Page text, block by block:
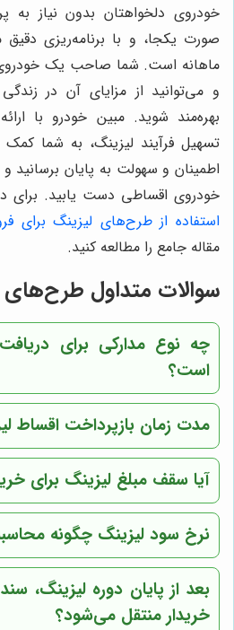
خودروی دلخواهتان بدون نیاز به
صورت یکجا، و با برنامه‌ریزی
ماهانه است. شما صاحب یک خودروی
و می‌توانید از مزایای آن در
بهره‌مند شوید. مبین خودرو با
تسهیل فرآیند لیزینگ، به شما کمک
اطمینان و سهولت به پایان
خودروی اقساطی دست یابید. برای
استفاده از طرح‌های لیزینگ برای
مقاله جامع را مطالعه کنید.
سوالات متداول طرح‌های
چه نوع مدارکی برای
است؟
مدت زمان بازپرداخت اقساط
آیا سقف مبلغ لیزینگ برای
نرخ سود لیزینگ چگونه
بعد از پایان دوره لیزینگ،
خریدار منتقل می‌شود؟